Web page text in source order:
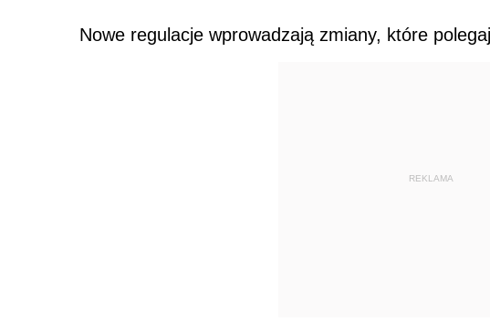
Nowe regulacje wprowadzają zmiany, które
REKLAMA